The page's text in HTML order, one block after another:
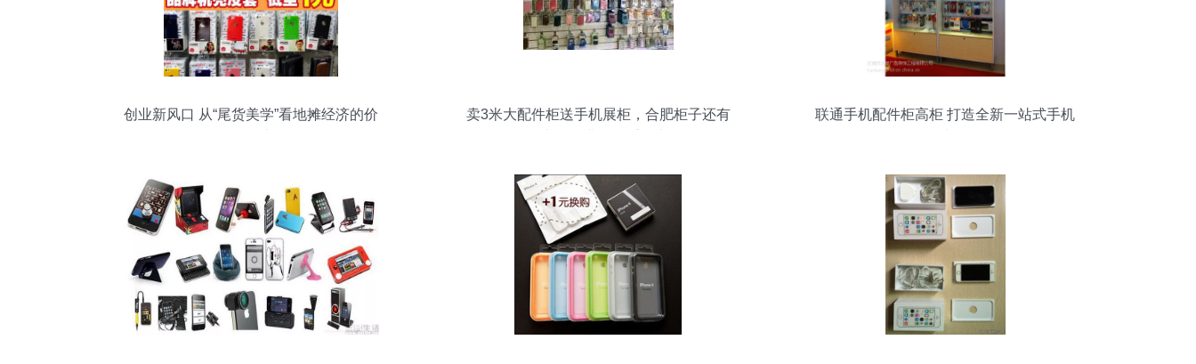
创业新风口 从“尾货美学”看地摊经济的价
卖3米大配件柜送手机展柜，合肥柜子还有
联通手机配件柜高柜 打造全新一站式手机